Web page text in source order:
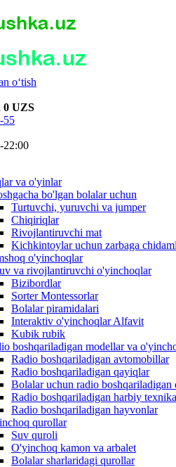
o‘tish
0 UZS
55
22:00
va o'yinlar
bo'lgan bolalar uchun
Turtuvchi, yuruvchi va jumper
Chiqiriqlar
Rivojlantiruvchi mat
Kichkintoylar uchun zarbaga
o'yinchoqlar
va rivojlantiruvchi o'yinchoqlar
Bizibordlar
Sorter Montessorlar
Bolalar piramidalari
Interaktiv o'yinchoqlar Alfavit
Kubik rubik
boshqariladigan modellar va
Radio boshqariladigan avtomobillar
Radio boshqariladigan qayiqlar
Bolalar uchun radio boshqariladigan
Radio boshqariladigan harbiy texnika
Radio boshqariladigan hayvonlar
qurollar
Suv quroli
O'yinchoq kamon va arbalet
Bolalar sharlaridagi qurollar